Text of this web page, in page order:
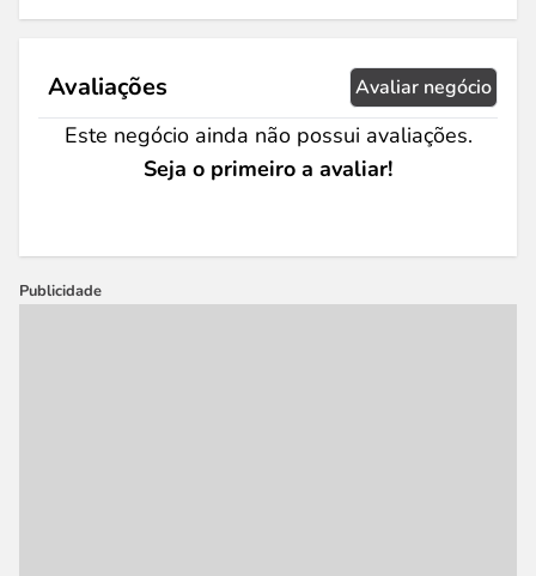
Avaliações Avaliar negócio
Este negócio ainda não possui avaliações.
Seja o primeiro a avaliar!
Publicidade